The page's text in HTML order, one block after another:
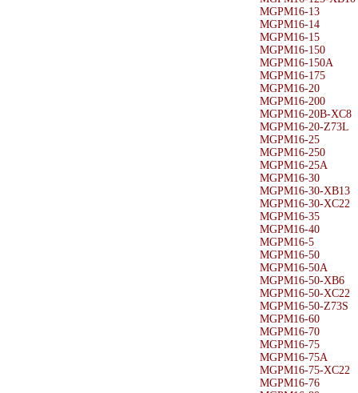
MGPM16-13
MGPM16-14
MGPM16-15
MGPM16-150
MGPM16-150A
MGPM16-175
MGPM16-20
MGPM16-200
MGPM16-20B-XC8
MGPM16-20-Z73L
MGPM16-25
MGPM16-250
MGPM16-25A
MGPM16-30
MGPM16-30-XB13
MGPM16-30-XC22
MGPM16-35
MGPM16-40
MGPM16-5
MGPM16-50
MGPM16-50A
MGPM16-50-XB6
MGPM16-50-XC22
MGPM16-50-Z73S
MGPM16-60
MGPM16-70
MGPM16-75
MGPM16-75A
MGPM16-75-XC22
MGPM16-76